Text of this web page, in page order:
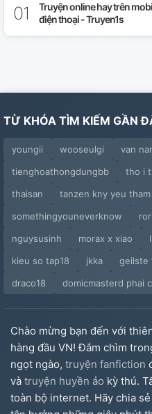
Truyện online hay trên
điện thoại - Truyen1s
TỪ KHÓA TÌM KIẾM GẦN
youngii wooseulgi
van
tienghoathongdungbb
tho i
thaisan
tanzen kny yeu
somethingyouneverknow
nguysusinh
morax x xiao
kieu so tap18
jkka
geilste
draco18
domicmasterd phai
Chào mừng bạn đến với
hàng đầu VN! Đắm chìm
ngọt ngào, truyện fanfiction
và truyện huyền ảo kỳ thú.
toàn bộ internet. Hãy chia